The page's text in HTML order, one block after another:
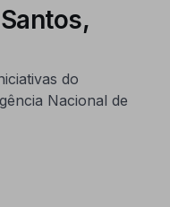
do
Nacional de